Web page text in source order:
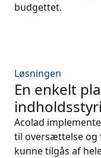
budgettet.
Løsningen
En enkelt
Acolad
til oversættelse og
kunne tilgås af